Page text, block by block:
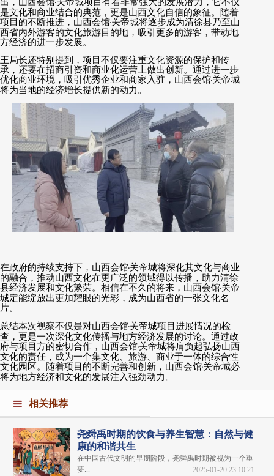
·
是文化和商业结合的典范，更是山西文化自信的象征。随着
项目的不断推进，山西会馆·关帝城将逐步成为清徐县乃至山
西省内外游客的文化旅游目的地，吸引更多的游客，带动地
方经济的进一步发展。
王局长还特别提到，项目不仅要注重文化资源的保护和传
承，还要在招商引资和商业化运营上做出创新。通过进一步
优化商业环境，吸引优秀企业和商家入驻，山西会馆·关帝城
将为当地的经济增长提供新的动力。
在政府的持续支持下，山西会馆·关帝城将深化其文化与商业
的融合，推动山西文化在更广泛的领域得以传播，助力清徐
县经济发展和文化繁荣。相信在不久的将来，山西会馆·关帝
城定能绽放出更加耀眼的光彩，成为山西省的一张文化名
片。
总结本次视察不仅是对山西会馆·关帝城项目进展情况的检
查，更是一次深化文化传播与地方经济发展的讨论。通过政
府与项目方的密切合作，山西会馆·关帝城将肩负起弘扬山西
文化的责任，成为一个集文化、旅游、商业于一体的综合性
文化园区。随着项目的不断完善和创新，山西会馆·关帝城必
将为地方经济和文化的发展注入强劲动力。
相关推荐
尧舜禹时期的饮食与养生智慧：自然与健
康的和谐共生
在中国古代文明的早期阶段，尧舜禹时期被视为一个重
要...
2025-01-20 23:10:21